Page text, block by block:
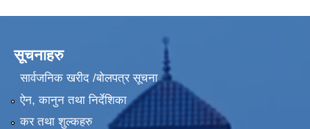
सूचनाहरु
सार्वजनिक खरीद /बोलपत्र सूचना
ऐन, कानुन तथा निर्देशिका
कर तथा शुल्कहरु